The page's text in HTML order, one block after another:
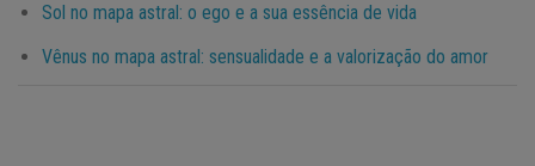
Sol no mapa astral: o ego e a sua essência de vida
Vênus no mapa astral: sensualidade e a valorização do amor